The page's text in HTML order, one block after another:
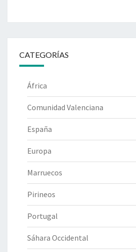
CATEGORÍAS
África
Comunidad Valenciana
España
Europa
Marruecos
Pirineos
Portugal
Sáhara Occidental